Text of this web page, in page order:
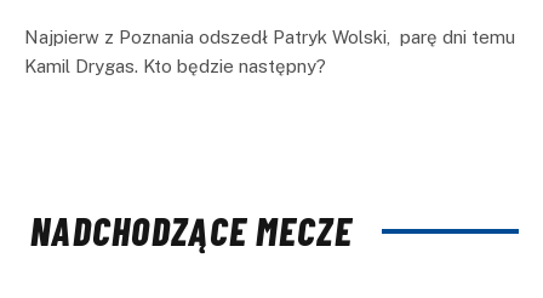
Najpierw z Poznania odszedł Patryk Wolski, parę dni temu
Kamil Drygas. Kto będzie następny?
NADCHODZĄCE MECZE